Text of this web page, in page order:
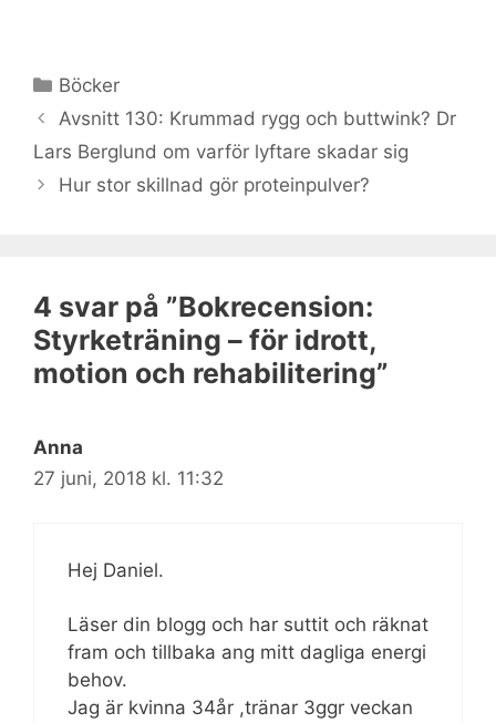
Kategorier
Böcker
Avsnitt 130: Krummad rygg och buttwink? Dr
Lars Berglund om varför lyftare skadar sig
Hur stor skillnad gör proteinpulver?
4 svar på ”Bokrecension:
Styrketräning – för idrott,
motion och rehabilitering”
Anna
27 juni, 2018 kl. 11:32
Hej Daniel.
Läser din blogg och har suttit och räknat
fram och tillbaka ang mitt dagliga energi
behov.
Jag är kvinna 34år ,tränar 3ggr veckan